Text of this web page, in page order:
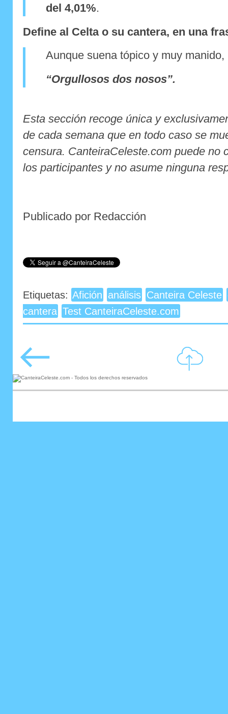
del 4,01%.
Define al Celta o su cantera, en una
Aunque suena tópico y muy
“Orgullosos dos nosos”.
Esta sección recoge única y
de cada semana que en todo caso se
censura. CanteiraCeleste.com puede no
los participantes y no asume ninguna
Publicado por Redacción
Etiquetas: Afición análisis Canteira Celeste
cantera Test CanteiraCeleste.com